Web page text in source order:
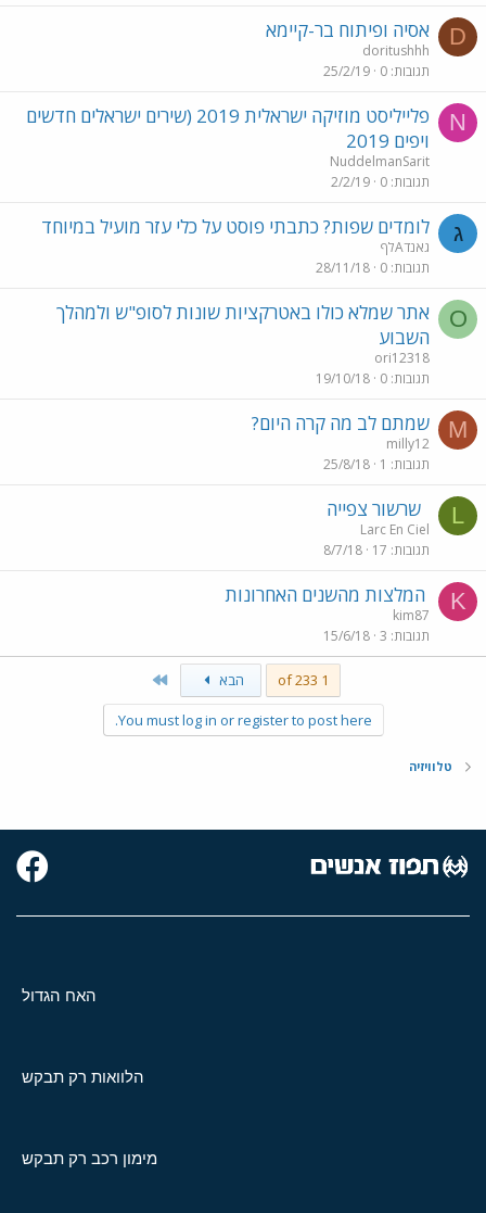
D אסיה ופיתוח בר-קיימא
doritushhh
תגובות 0
25/2/19
N
פלייליסט מוזיקה ישראלית 2019 (שירים ישראלים חדשים
ויפים 2019
NuddelmanSarit
תגובות 0
2/2/19
ג לומדים שפות? כתבתי פוסט על כלי עזר מועיל במיוחד
גאנדAלף
תגובות 0
28/11/18
O
אתר שמלא כולו באטרקציות שונות לסופ"ש ולמהלך
השבוע
ori12318
תגובות 0
19/10/18
M שמתם לב מה קרה היום?
milly12
תגובות 1
25/8/18
L שרשור צפייה
Larc En Ciel
תגובות 17
8/7/18
K המלצות מהשנים האחרונות
kim87
תגובות 3
15/6/18
1 of 233 הבא
You must log in or register to post here.
טלוויזיה
האח הגדול
הלוואות רק תבקש
מימון רכב רק תבקש